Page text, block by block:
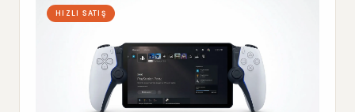
HIZLI SATIŞ